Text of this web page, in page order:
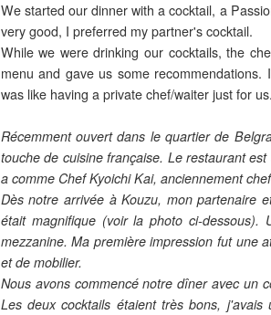
We started our dinner with a cocktail, a
very good, I preferred my partner's cocktail.
While we were drinking our cocktails, the
menu and gave us some
was like having a private chef/waiter just for us.
Récemment ouvert dans le quartier de
touche de cuisine française. Le restaurant
a comme Chef Kyoichi Kai, anciennement
Dès notre arrivée à Kouzu, mon partenaire
était magnifique (voir la photo ci-
mezzanine. Ma première impression fut une
et de mobilier.
Nous avons commencé notre dîner avec un
Les deux cocktails étaient très bons,